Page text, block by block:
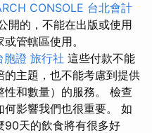
CONSOLE 台北會計
開的，不能在出版或使用
管轄區使用。
胞證 旅行社 這些付款不能
主題，也不能考慮到提供
和數量）的服務。 檢查
影響我們也很重要。 如
90天的飲食將有很多好